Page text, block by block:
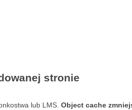
stronie
lub LMS. Object cache